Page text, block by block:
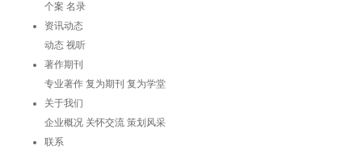
个案 名录
资讯动态
动态 视听
著作期刊
专业著作 复为期刊 复为学堂
关于我们
企业概况 关怀交流 策划风采
联系